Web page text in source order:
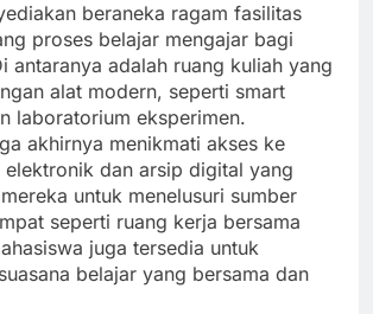
beraneka ragam fasilitas
proses belajar mengajar bagi
antaranya adalah ruang kuliah yang
alat modern, seperti smart
laboratorium eksperimen.
akhirnya menikmati akses ke
elektronik dan arsip digital yang
untuk menelusuri sumber
seperti ruang kerja bersama
juga tersedia untuk
belajar yang bersama dan